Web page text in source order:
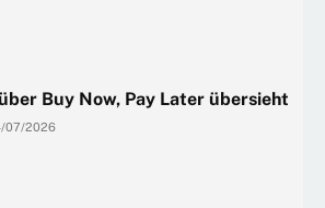
Buy Now, Pay Later übersieht
07/2026